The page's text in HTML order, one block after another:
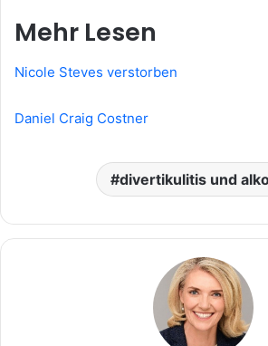
Mehr Lesen
Nicole Steves verstorben
Daniel Craig Costner
divertikulitis und